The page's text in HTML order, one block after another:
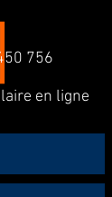
756
en ligne